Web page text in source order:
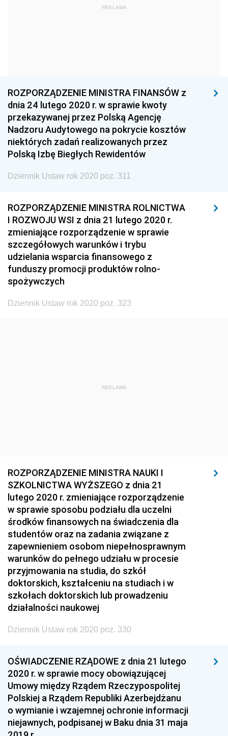
1968
1954 1953 1952
1951 1950 1949
1948 1947 1946
1945 1944
1932 1931 1930
1929 1928 1927
1926 1925
1923 1922
1920
REKLAMA
ROZPORZĄDZENIE MINISTRA FINANSÓW z
dnia 24 lutego 2020 r. w sprawie kwoty
przekazywanej przez Polską Agencję
Nadzoru Audytowego na pokrycie kosztów
niektórych zadań realizowanych przez
Polską Izbę Biegłych Rewidentów
Dziennik Ustaw rok 2020 poz. 311
ROZPORZĄDZENIE MINISTRA ROLNICTWA
I ROZWOJU WSI z dnia 21 lutego 2020 r.
zmieniające rozporządzenie w sprawie
szczegółowych warunków i trybu
udzielania wsparcia finansowego z
funduszy promocji produktów rolno-
spożywczych
Dziennik Ustaw rok 2020 poz. 323
REKLAMA
ROZPORZĄDZENIE MINISTRA NAUKI I
SZKOLNICTWA WYŻSZEGO z dnia 21
lutego 2020 r. zmieniające rozporządzenie
w sprawie sposobu podziału dla uczelni
środków finansowych na świadczenia dla
studentów oraz na zadania związane z
zapewnieniem osobom niepełnosprawnym
warunków do pełnego udziału w procesie
przyjmowania na studia, do szkół
doktorskich, kształceniu na studiach i w
szkołach doktorskich lub prowadzeniu
działalności naukowej
Dziennik Ustaw rok 2020 poz. 330
OŚWIADCZENIE RZĄDOWE z dnia 21 lutego
2020 r. w sprawie mocy obowiązującej
Umowy między Rządem Rzeczypospolitej
Polskiej a Rządem Republiki Azerbejdżanu
o wymianie i wzajemnej ochronie informacji
niejawnych, podpisanej w Baku dnia 31 maja